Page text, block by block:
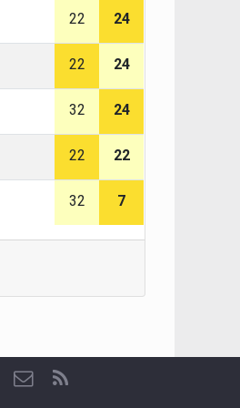
22 24
22 24
32 24
22 22
32 7